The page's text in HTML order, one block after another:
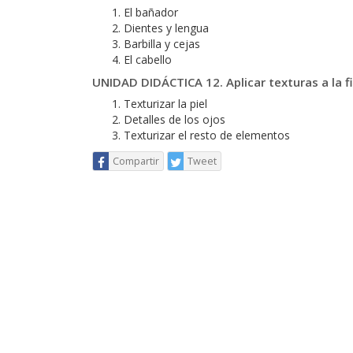
El bañador
Dientes y lengua
Barbilla y cejas
El cabello
UNIDAD DIDÁCTICA 12. Aplicar texturas a la
Texturizar la piel
Detalles de los ojos
Texturizar el resto de elementos
Compartir Tweet